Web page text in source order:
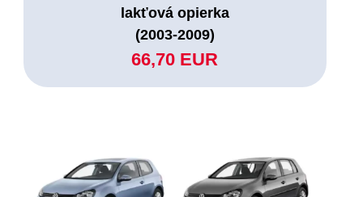
lakťová opierka
(2003-2009)
66,70 EUR